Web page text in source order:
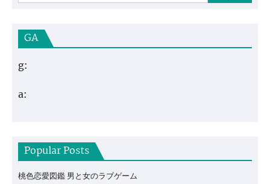
GA
g:
a:
Popular Posts
桃色恋愛図鑑 男と女のラブゲーム